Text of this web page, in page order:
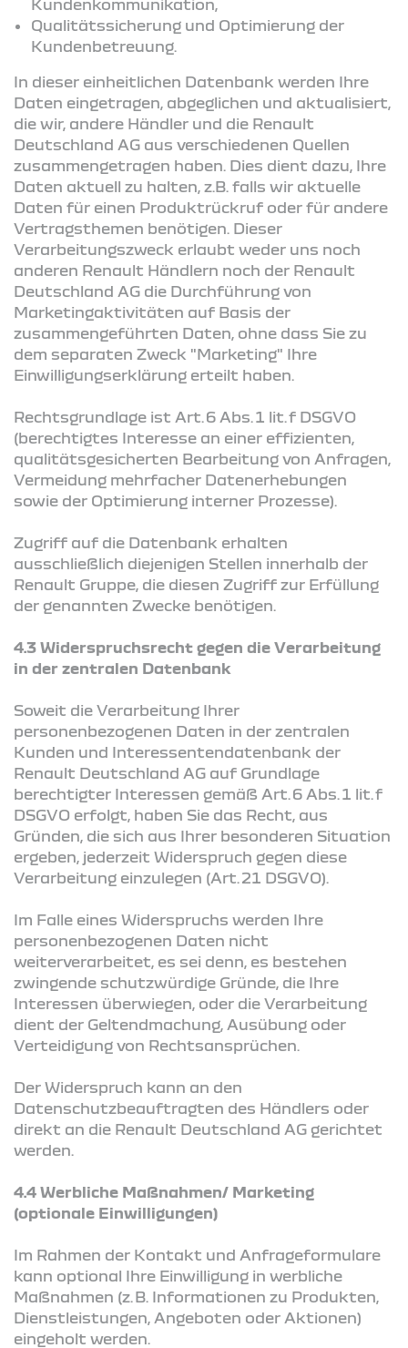
Kundenkommunikation,
Qualitätssicherung und Optimierung der
Kundenbetreuung.
In dieser einheitlichen Datenbank werden Ihre
Daten eingetragen, abgeglichen und aktualisiert,
die wir, andere Händler und die Renault
Deutschland AG aus verschiedenen Quellen
zusammengetragen haben. Dies dient dazu, Ihre
Daten aktuell zu halten, z.B. falls wir aktuelle
Daten für einen Produktrückruf oder für andere
Vertragsthemen benötigen. Dieser
Verarbeitungszweck erlaubt weder uns noch
anderen Renault Händlern noch der Renault
Deutschland AG die Durchführung von
Marketingaktivitäten auf Basis der
zusammengeführten Daten, ohne dass Sie zu
dem separaten Zweck "Marketing" Ihre
Einwilligungserklärung erteilt haben.
Rechtsgrundlage ist Art. 6 Abs. 1 lit. f DSGVO
(berechtigtes Interesse an einer effizienten,
qualitätsgesicherten Bearbeitung von Anfragen,
Vermeidung mehrfacher Datenerhebungen
sowie der Optimierung interner Prozesse).
Zugriff auf die Datenbank erhalten
ausschließlich diejenigen Stellen innerhalb der
Renault Gruppe, die diesen Zugriff zur Erfüllung
der genannten Zwecke benötigen.
4.3 Widerspruchsrecht gegen die Verarbeitung
in der zentralen Datenbank
Soweit die Verarbeitung Ihrer
personenbezogenen Daten in der zentralen
Kunden und Interessentendatenbank der
Renault Deutschland AG auf Grundlage
berechtigter Interessen gemäß Art. 6 Abs. 1 lit. f
DSGVO erfolgt, haben Sie das Recht, aus
Gründen, die sich aus Ihrer besonderen Situation
ergeben, jederzeit Widerspruch gegen diese
Verarbeitung einzulegen (Art. 21 DSGVO).
Im Falle eines Widerspruchs werden Ihre
personenbezogenen Daten nicht
weiterverarbeitet, es sei denn, es bestehen
zwingende schutzwürdige Gründe, die Ihre
Interessen überwiegen, oder die Verarbeitung
dient der Geltendmachung, Ausübung oder
Verteidigung von Rechtsansprüchen.
Der Widerspruch kann an den
Datenschutzbeauftragten des Händlers oder
direkt an die Renault Deutschland AG gerichtet
werden.
4.4 Werbliche Maßnahmen/ Marketing
(optionale Einwilligungen)
Im Rahmen der Kontakt und Anfrageformulare
kann optional Ihre Einwilligung in werbliche
Maßnahmen (z. B. Informationen zu Produkten,
Dienstleistungen, Angeboten oder Aktionen)
eingeholt werden.